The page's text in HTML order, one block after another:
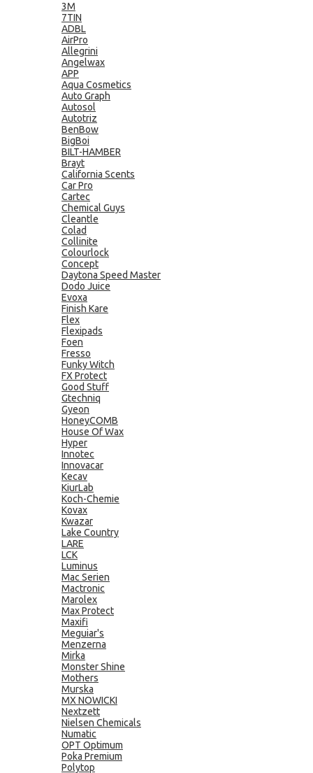
3M
7TIN
ADBL
AirPro
Allegrini
Angelwax
APP
Aqua Cosmetics
Auto Graph
Autosol
Autotriz
BenBow
BigBoi
BILT-HAMBER
Brayt
California Scents
Car Pro
Cartec
Chemical Guys
Cleantle
Colad
Collinite
Colourlock
Concept
Daytona Speed Master
Dodo Juice
Evoxa
Finish Kare
Flex
Flexipads
Foen
Fresso
Funky Witch
FX Protect
Good Stuff
Gtechniq
Gyeon
HoneyCOMB
House Of Wax
Hyper
Innotec
Innovacar
Kecav
KiurLab
Koch-Chemie
Kovax
Kwazar
Lake Country
LARE
LCK
Luminus
Mac Serien
Mactronic
Marolex
Max Protect
Maxifi
Meguiar's
Menzerna
Mirka
Monster Shine
Mothers
Murska
MX NOWICKI
Nextzett
Nielsen Chemicals
Numatic
OPT Optimum
Poka Premium
Polytop